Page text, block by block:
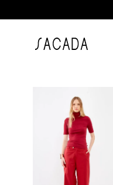
vestido midi
vestido curto